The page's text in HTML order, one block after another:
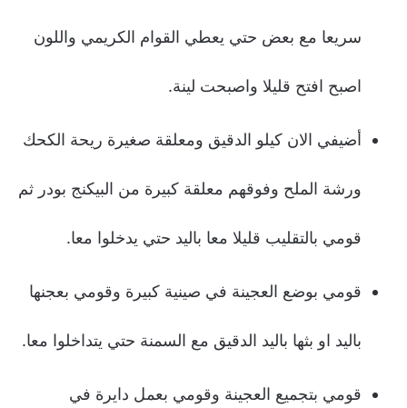
سريعا مع بعض حتي يعطي القوام الكريمي واللون
اصبح افتح قليلا واصبحت لينة.
أضيفي الان كيلو الدقيق ومعلقة صغيرة ريحة الكحك
ورشة الملح وفوقهم معلقة كبيرة من البيكنج بودر ثم
قومي بالتقليب قليلا معا باليد حتي يدخلوا معا.
قومي بوضع العجينة في صينية كبيرة وقومي بعجنها
باليد او بثها باليد الدقيق مع السمنة حتي يتداخلوا معا.
قومي بتجميع العجينة وقومي بعمل دايرة في